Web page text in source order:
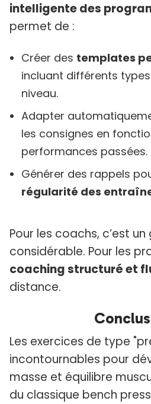
intelligente des
permet de :
Créer des templates
incluant différents
niveau.
Adapter
les consignes en
performances passées.
Générer des rappels
régularité des
Pour les coachs, c’est
considérable. Pour les
coaching structuré et
distance.
Les exercices de type
incontournables pour
masse et équilibre
du classique bench